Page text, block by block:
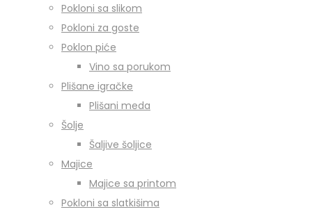
Pokloni sa slikom
Pokloni za goste
Poklon piće
Vino sa porukom
Plišane igračke
Plišani meda
Šolje
Šaljive šoljice
Majice
Majice sa printom
Pokloni sa slatkišima